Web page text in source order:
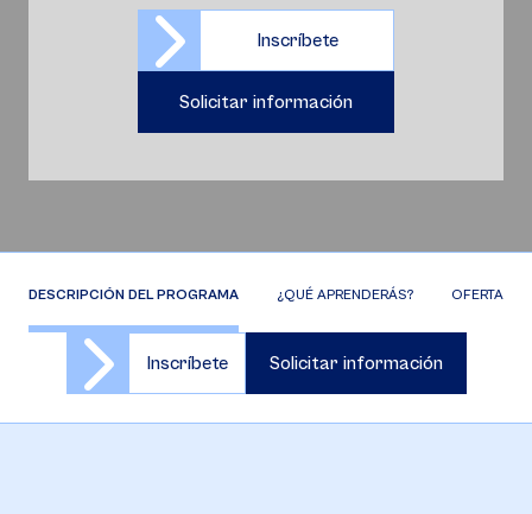
Inscríbete
Solicitar información
DESCRIPCIÓN DEL PROGRAMA ¿QUÉ APRENDERÁS? OFERTA DE
Inscríbete Solicitar información